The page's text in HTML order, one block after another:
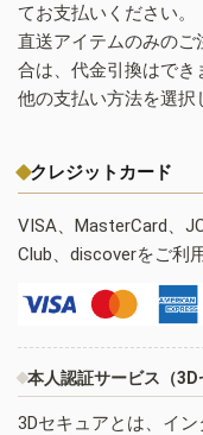
てお支払いください。
直送アイテムのみの
合は、代金引換はでき
他の支払い方法を選択
クレジットカード
VISA、MasterCard、
Club、discoverをご利
本人認証サービス（
3Dセキュアとは、イ